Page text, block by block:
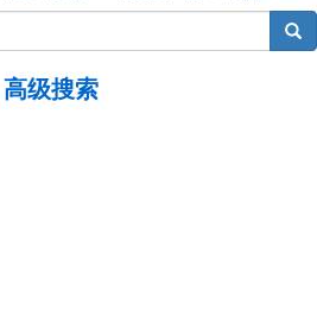
搜索
高级搜索